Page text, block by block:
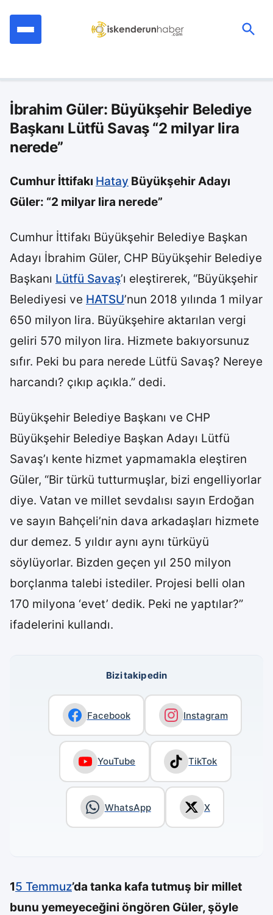
İbrahim Güler: Büyükşehir Belediye
Başkanı Lütfü Savaş “2 milyar lira
nerede”
Cumhur İttifakı Hatay Büyükşehir Adayı
Güler: “2 milyar lira nerede”
Cumhur İttifakı Büyükşehir Belediye Başkan
Adayı İbrahim Güler, CHP Büyükşehir Belediye
Başkanı Lütfü Savaş’ı eleştirerek, “Büyükşehir
Belediyesi ve HATSU’nun 2018 yılında 1 milyar
650 milyon lira. Büyükşehire aktarılan vergi
geliri 570 milyon lira. Hizmete bakıyorsunuz
sıfır. Peki bu para nerede Lütfü Savaş? Nereye
harcandı? çıkıp açıkla.” dedi.
Büyükşehir Belediye Başkanı ve CHP
Büyükşehir Belediye Başkan Adayı Lütfü
Savaş’ı kente hizmet yapmamakla eleştiren
Güler, “Bir türkü tutturmuşlar, bizi engelliyorlar
diye. Vatan ve millet sevdalısı sayın Erdoğan
ve sayın Bahçeli’nin dava arkadaşları hizmete
dur demez. 5 yıldır aynı aynı türküyü
söylüyorlar. Bizden geçen yıl 250 milyon
borçlanma talebi istediler. Projesi belli olan
170 milyona ‘evet’ dedik. Peki ne yaptılar?”
ifadelerini kullandı.
Bizi takip edin
Facebook Instagram
YouTube TikTok
WhatsApp X
15 Temmuz’da tanka kafa tutmuş bir millet
bunu yemeyeceğini öngören Güler, şöyle